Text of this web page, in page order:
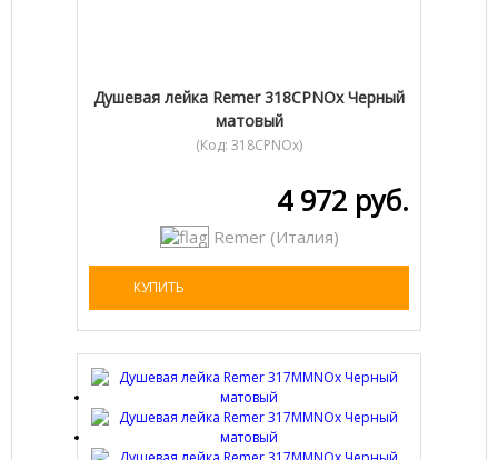
Душевая лейка Remer 318CPNOx Черный
матовый
(Код: 318CPNOx)
4 972 руб.
Remer (Италия)
КУПИТЬ